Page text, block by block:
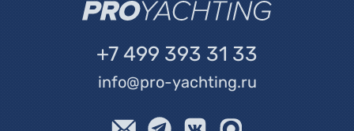
+7 499 393 31 33
info@pro-yachting.ru